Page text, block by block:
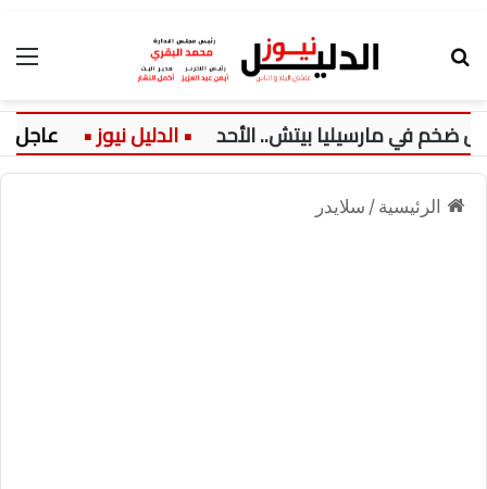
مارسيليا بيتش.. الأحد عاجل:
الرئيسية / سلايدر